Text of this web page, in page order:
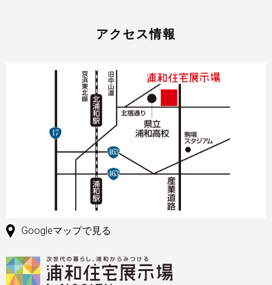
アクセス情報
Googleマップで見る